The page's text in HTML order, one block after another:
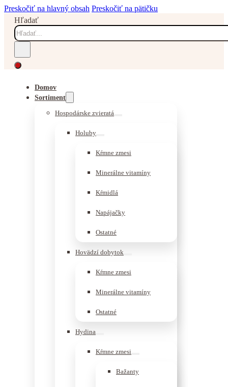
Preskočiť na hlavný obsah Preskočiť na pätičku
Hľadať
Domov
Sortiment
Hospodárske zvieratá
Holuby
Kŕmne zmesi
Minerálne vitamíny
Kŕmidlá
Napájačky
Ostatné
Hovädzí dobytok
Kŕmne zmesi
Minerálne vitamíny
Ostatné
Hydina
Kŕmne zmesi
Bažanty